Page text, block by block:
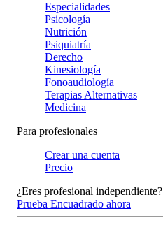
Especialidades
Psicología
Nutrición
Psiquiatría
Derecho
Kinesiología
Fonoaudiología
Terapias Alternativas
Medicina
Para profesionales
Crear una cuenta
Precio
¿Eres profesional independiente?
Prueba Encuadrado ahora